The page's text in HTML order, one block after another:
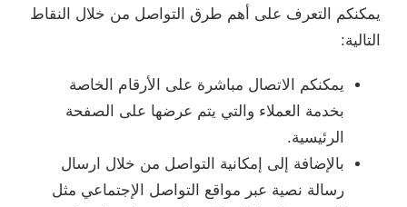
يمكنكم التعرف على أهم طرق التواصل من خلال النقاط
التالية:
يمكنكم الاتصال مباشرة على الأرقام الخاصة
بخدمة العملاء والتي يتم عرضها على الصفحة
الرئيسية.
بالإضافة إلى إمكانية التواصل من خلال ارسال
رسالة نصية عبر مواقع التواصل الإجتماعي مثل